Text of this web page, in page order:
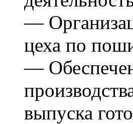
—
цеха по
—
выпуска